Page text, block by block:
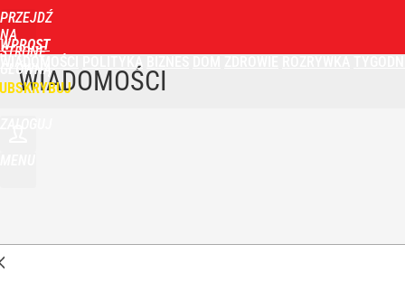
PRZEJDŹ
NA
STRONĘ
GŁÓWNĄ
WPROST
POLITYKA
WIADOMOŚCI